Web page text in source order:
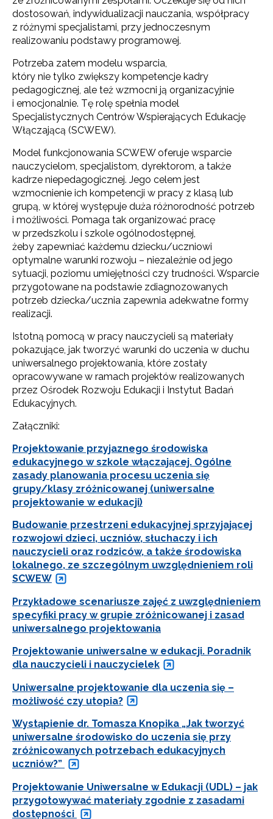
dostosowań, indywidualizacji nauczania, współpracy
z różnymi specjalistami, przy jednoczesnym
realizowaniu podstawy programowej.
Potrzeba zatem modelu wsparcia,
który nie tylko zwiększy kompetencje kadry
pedagogicznej, ale też wzmocni ją organizacyjnie
i emocjonalnie. Tę rolę spełnia model
Specjalistycznych Centrów Wspierających Edukację
Włączającą (SCWEW).
Model funkcjonowania SCWEW oferuje wsparcie
nauczycielom, specjalistom, dyrektorom, a także
kadrze niepedagogicznej. Jego celem jest
wzmocnienie ich kompetencji w pracy z klasą lub
grupą, w której występuje duża różnorodność potrzeb
i możliwości. Pomaga tak organizować pracę
w przedszkolu i szkole ogólnodostępnej,
żeby zapewniać każdemu dziecku/uczniowi
optymalne warunki rozwoju – niezależnie od jego
sytuacji, poziomu umiejętności czy trudności. Wsparcie
przygotowane na podstawie zdiagnozowanych
potrzeb dziecka/ucznia zapewnia adekwatne formy
realizacji.
Istotną pomocą w pracy nauczycieli są materiały
pokazujące, jak tworzyć warunki do uczenia w duchu
uniwersalnego projektowania, które zostały
opracowywane w ramach projektów realizowanych
przez Ośrodek Rozwoju Edukacji i Instytut Badań
Edukacyjnych.
Załączniki:
Projektowanie przyjaznego środowiska
edukacyjnego w szkole włączającej. Ogólne
zasady planowania procesu uczenia się
grupy/klasy zróżnicowanej (uniwersalne
projektowanie w edukacji)
Budowanie przestrzeni edukacyjnej sprzyjającej
rozwojowi dzieci, uczniów, słuchaczy i ich
nauczycieli oraz rodziców, a także środowiska
lokalnego, ze szczególnym uwzględnieniem roli
SCWEW
Przykładowe scenariusze zajęć z uwzględnieniem
specyfiki pracy w grupie zróżnicowanej i zasad
uniwersalnego projektowania
Projektowanie uniwersalne w edukacji. Poradnik
dla nauczycieli i nauczycielek
Uniwersalne projektowanie dla uczenia się –
możliwość czy utopia?
Wystąpienie dr. Tomasza Knopika „Jak tworzyć
uniwersalne środowisko do uczenia się przy
zróżnicowanych potrzebach edukacyjnych
uczniów?”
Projektowanie Uniwersalne w Edukacji (UDL) – jak
przygotowywać materiały zgodnie z zasadami
dostępności